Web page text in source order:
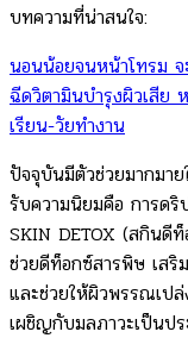
บทความที่น่าสนใจ:
นอนน้อยจนหน้าโทรม จ
ฉีดวิตามินบำรุงผิวเสีย
เรียน-วัยทำงาน
ปัจจุบันมีตัวช่วยมากมา
รับความนิยมคือ การด
SKIN DETOX (สกินดี
ช่วยดีท็อกซ์สารพิษ เสริ
และช่วยให้ผิวพรรณเป
เผชิญกับมลภาวะเป็นปร